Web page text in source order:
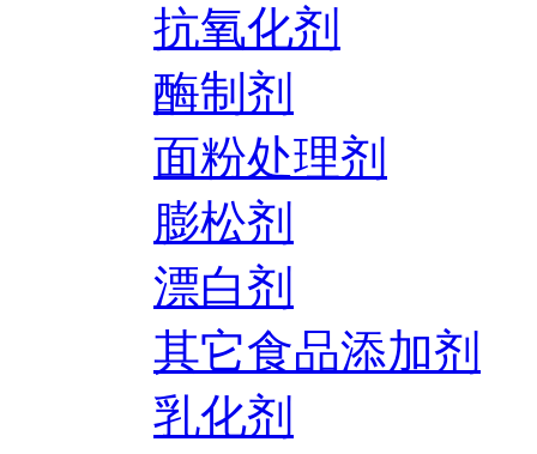
抗氧化剂
酶制剂
面粉处理剂
膨松剂
漂白剂
其它食品添加剂
乳化剂